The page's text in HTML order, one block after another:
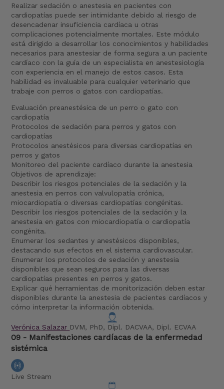
Realizar sedación o anestesia en pacientes con
cardiopatías puede ser intimidante debido al riesgo de
desencadenar insuficiencia cardíaca u otras
complicaciones potencialmente mortales. Este módulo
está dirigido a desarrollar los conocimientos y habilidades
necesarios para anestesiar de forma segura a un paciente
cardíaco con la guía de un especialista en anestesiología
con experiencia en el manejo de estos casos. Esta
habilidad es invaluable para cualquier veterinario que
trabaje con perros o gatos con cardiopatías.
Evaluación preanestésica de un perro o gato con
cardiopatía
Protocolos de sedación para perros y gatos con
cardiopatías
Protocolos anestésicos para diversas cardiopatías en
perros y gatos
Monitoreo del paciente cardíaco durante la anestesia
Objetivos de aprendizaje:
Describir los riesgos potenciales de la sedación y la
anestesia en perros con valvulopatía crónica,
miocardiopatía o diversas cardiopatías congénitas.
Describir los riesgos potenciales de la sedación y la
anestesia en gatos con miocardiopatía o cardiopatía
congénita.
Enumerar los sedantes y anestésicos disponibles,
destacando sus efectos en el sistema cardiovascular.
Enumerar los protocolos de sedación y anestesia
disponibles que sean seguros para las diversas
cardiopatías presentes en perros y gatos.
Explicar qué herramientas de monitorización deben estar
disponibles durante la anestesia de pacientes cardíacos y
cómo interpretar la información obtenida.
Verónica Salazar DVM, PhD, Dipl. DACVAA, Dipl. ECVAA
09 - Manifestaciones cardíacas de la enfermedad
sistémica
Live Stream